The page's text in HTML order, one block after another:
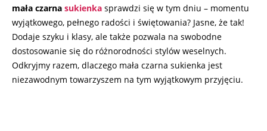
mała czarna sukienka sprawdzi się w tym dniu – momentu
wyjątkowego, pełnego radości i świętowania? Jasne, że tak!
Dodaje szyku i klasy, ale także pozwala na swobodne
dostosowanie się do różnorodności stylów weselnych.
Odkryjmy razem, dlaczego mała czarna sukienka jest
niezawodnym towarzyszem na tym wyjątkowym przyjęciu.